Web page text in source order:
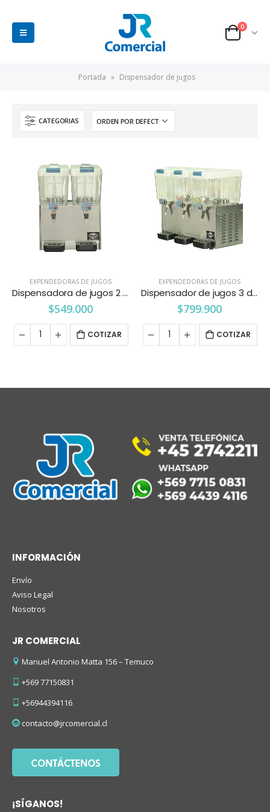
0
Portada » Dispensador de jugos
CATEGORIAS
EXPENDEDORAS DE JUGOS
Dispensadora de jugos 2 depósitos 18 lts. C/U Maigas
$549.000
COTIZAR
EXPENDEDORAS DE JUGOS
Dispensador de jugos 3 depósitos de 18 C/U litros Maigas
$799.900
COTIZAR
INFORMACIÓN
Envío
Aviso Legal
Nosotros
JR COMERCIAL
Manuel Antonio Matta 156 – Temuco
+569 77150831
+56944394116
contacto@jrcomercial.cl
¡SÍGANOS!